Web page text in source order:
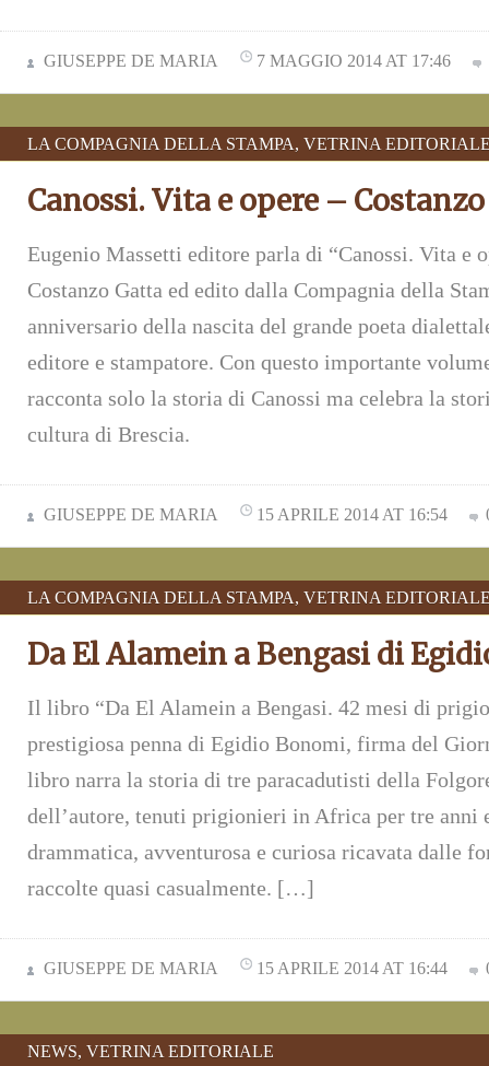
GIUSEPPE DE MARIA 7 MAGGIO 2014 AT 17:46
LA COMPAGNIA DELLA STAMPA, VETRINA
Canossi. Vita e opere –
Eugenio Massetti editore parla di “Canossi. Vita e
Costanzo Gatta ed edito dalla Compagnia della
anniversario della nascita del grande poeta
editore e stampatore. Con questo importante
racconta solo la storia di Canossi ma celebra la
cultura di Brescia.
GIUSEPPE DE MARIA 15 APRILE 2014 AT 16:54
LA COMPAGNIA DELLA STAMPA, VETRINA
Da El Alamein a Bengasi di
Il libro “Da El Alamein a Bengasi. 42 mesi di
prestigiosa penna di Egidio Bonomi, firma del
libro narra la storia di tre paracadutisti della
dell’autore, tenuti prigionieri in Africa per tre anni
drammatica, avventurosa e curiosa ricavata dalle
raccolte quasi casualmente. […]
GIUSEPPE DE MARIA 15 APRILE 2014 AT 16:44
NEWS, VETRINA EDITORIALE